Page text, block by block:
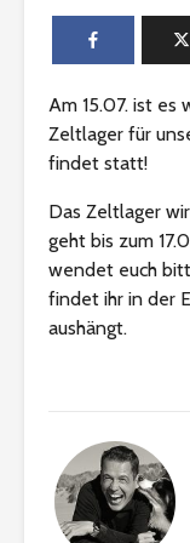
Am 15.07. ist es
Zeltlager für
findet statt!
Das Zeltlager
geht bis zum
wendet euch
findet ihr in der
aushängt.